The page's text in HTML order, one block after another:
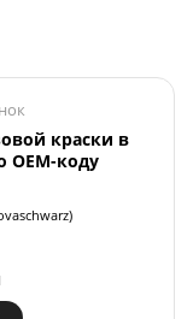
краски в
OEM-коду